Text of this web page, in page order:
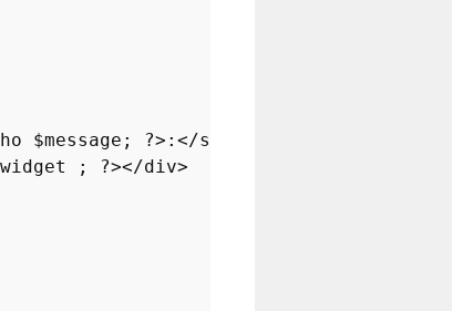
$message ; ?>:</strong
widget ; ?></div>